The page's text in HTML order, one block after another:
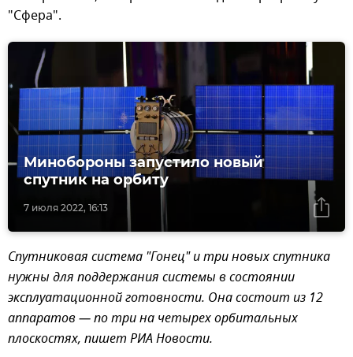
"Сфера".
7 июля 2022, 16:13
Минобороны запустило новый
спутник на орбиту
Спутниковая система "Гонец" и три новых спутника
нужны для поддержания системы в состоянии
эксплуатационной готовности. Она состоит из 12
аппаратов — по три на четырех орбитальных
плоскостях, пишет РИА Новости.